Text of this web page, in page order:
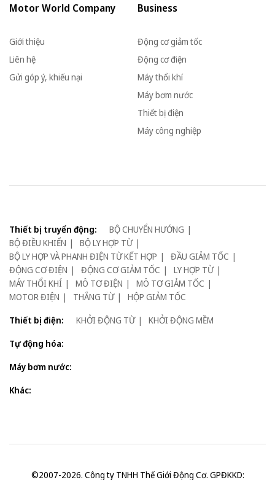
Motor World Company
Giới thiệu
Liên hệ
Gửi góp ý, khiếu nại
Business
Động cơ giảm tốc
Động cơ điện
Máy thổi khí
Máy bơm nước
Thiết bị điện
Máy công nghiệp
Thiết bị truyển động:
BỘ CHUYỂN HƯỚNG
BỘ ĐIỀU KHIỂN
BỘ LY HỢP TỪ
BỘ LY HỢP VÀ PHANH ĐIỆN TỪ KẾT HỢP
ĐẦU GIẢM TỐC
ĐỘNG CƠ ĐIỆN
ĐỘNG CƠ GIẢM TỐC
LY HỢP TỪ
MÁY THỔI KHÍ
MÔ TƠ ĐIỆN
MÔ TƠ GIẢM TỐC
MOTOR ĐIỆN
THẮNG TỪ
HỘP GIẢM TỐC
Thiết bị điện:
KHỞI ĐỘNG TỪ
KHỞI ĐỘNG MỀM
Tự động hóa:
Máy bơm nước:
Khác:
©2007-2026. Công ty TNHH Thế Giới Động Cơ. GPĐKKD: